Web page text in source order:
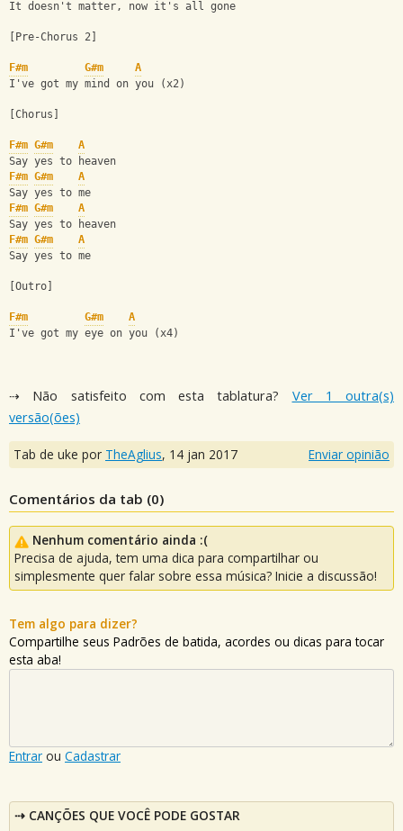
It doesn't matter, now it's all gone
[Pre-Chorus 2]
F#m G#m
A
I've got my mind on you (x2)
[Chorus]
F#m G#m
A
Say yes to heaven
F#m G#m
A
Say yes to me
F#m G#m
A
Say yes to heaven
F#m G#m
A
Say yes to me
[Outro]
F#m G#m
A
I've got my eye on you (x4)
⇢ Não satisfeito com esta tablatura? Ver 1 outra(s)
versão(ões)
Tab de uke por TheAglius, 14 jan 2017 Enviar opinião
Comentários da tab (0)
Nenhum comentário ainda :(
Precisa de ajuda, tem uma dica para compartilhar ou
simplesmente quer falar sobre essa música? Inicie a discussão!
Tem algo para dizer?
Compartilhe seus Padrões de batida, acordes ou dicas para tocar
esta aba!
Entrar ou Cadastrar
CANÇÕES QUE VOCÊ PODE GOSTAR